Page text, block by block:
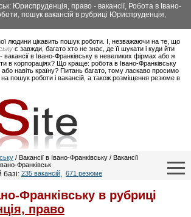
Юриспруденція, право - вакансії, Робота в Івано-
пошук вакансій в рубриці Юриспруденція,
людини цікавить пошук роботи. І, незважаючи на те, що
є завжди, багато хто не знає, де її шукати і куди йти
в Івано-Франківську в невеликих фірмах або ж
в корпораціях? Що краще: робота в Івано-Франківську
або навіть країну? Питань багато, тому ласкаво просимо
пошук роботи і вакансій, а також розміщення резюме в
/ Вакансії в Івано-Франківську / Вакансії
Франківськ
235 вакансій, 671 резюме
Франківську в рубриці
право